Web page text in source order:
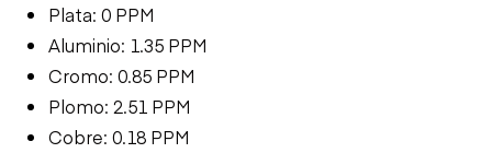
Plata: 0 PPM
Aluminio: 1.35 PPM
Cromo: 0.85 PPM
Plomo: 2.51 PPM
Cobre: 0.18 PPM